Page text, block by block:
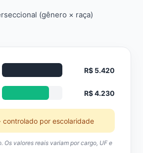
(gênero × raça)
R$ 5.420
R$ 4.230
· controlado por escolaridade
Os valores reais variam por cargo, UF e